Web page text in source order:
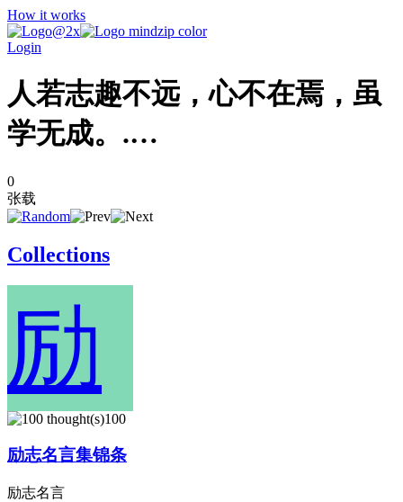
How it works
Login
人若志趣不远，心不在焉，虽
学无成。.…
0
张载
Collections
励
100
励志名言集锦条
励志名言